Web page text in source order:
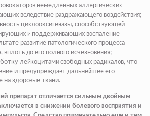
немедленных аллергических
вследствие раздражающего воздействия;
циклооксигеназы, способствующей
и поддерживающих воспаление
развитие патологического процесса
вплоть до его полного исчезновения;
лейкоцитами свободных радикалов, что
и предупреждает дальнейшее его
на здоровые ткани.
препарат отличается сильным двойным
в снижении болевого восприятия и